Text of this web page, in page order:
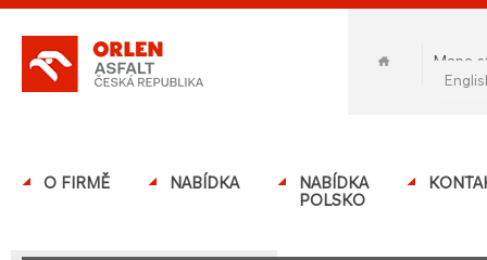
Mapa
O FIRMĚ NABÍDKA
NABÍDKA
POLSKO